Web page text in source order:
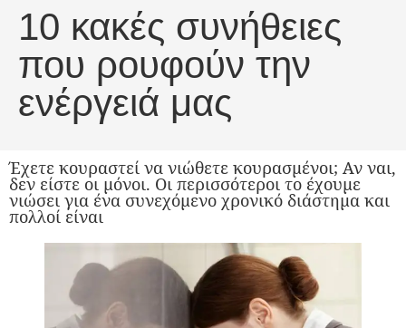
10 κακές συνήθειες
που ρουφούν την
ενέργειά μας
Έχετε κουραστεί να νιώθετε κουρασμένοι; Αν ναι,
δεν είστε οι μόνοι. Οι περισσότεροι το έχουμε
νιώσει για ένα συνεχόμενο χρονικό διάστημα και
πολλοί είναι